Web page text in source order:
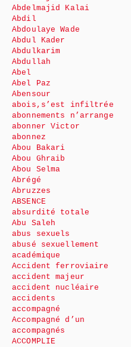
Abdelmajid Kalai
Abdil
Abdoulaye Wade
Abdul Kader
Abdulkarim
Abdullah
Abel
Abel Paz
Abensour
abois,s’est infiltrée
abonnements n’arrange
abonner Victor
abonnez
Abou Bakari
Abou Ghraib
Abou Selma
Abrégé
Abruzzes
ABSENCE
absurdité totale
Abu Saleh
abus sexuels
abusé sexuellement
académique
Accident ferroviaire
accident majeur
accident nucléaire
accidents
accompagné
Accompagné d’un
accompagnés
ACCOMPLIE